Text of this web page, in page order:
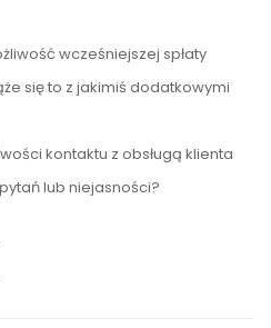
wcześniejszej spłaty
się to z jakimiś dodatkowymi
kontaktu z obsługą klienta
lub niejasności?